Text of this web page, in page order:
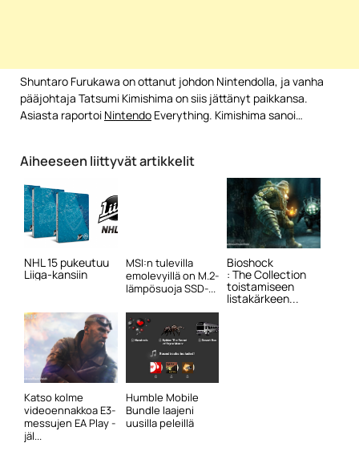
Shuntaro Furukawa on ottanut johdon Nintendolla, ja vanha
pääjohtaja Tatsumi Kimishima on siis jättänyt paikkansa.
Asiasta raportoi Nintendo Everything. Kimishima sanoi…
Aiheeseen liittyvät artikkelit
NHL 15 pukeutuu
Liiga-kansiin
MSI:n tulevilla
emolevyillä on M.2-
lämpösuoja SSD-...
Bioshock
: The Collection
toistamiseen
listakärkeen...
Katso kolme
videoennakkoa E3-
messujen EA Play -
jäl...
Humble Mobile
Bundle laajeni
uusilla peleillä